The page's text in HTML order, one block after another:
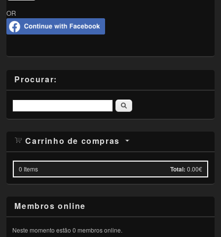
OR
Procurar:
Pesquisar
Carrinho de compras
0 Items Total: 0.00€
Membros online
Neste momento estão 0 membros online.